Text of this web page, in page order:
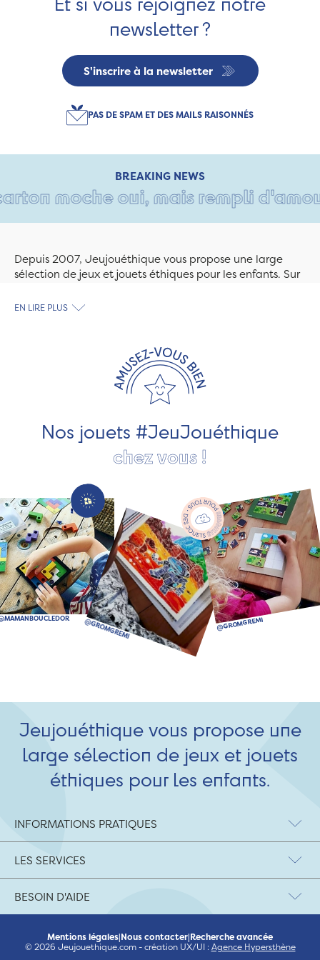
newsletter ?
S'inscrire à la newsletter
PAS DE SPAM ET DES MAILS RAISONNÉS
BREAKING NEWS
moche oui, mais rempli d'amour
Depuis 2007, Jeujouéthique vous propose une large
sélection de jeux et jouets éthiques pour les enfants. Sur
découvrez le plus grand choix de jouets en bois
les jeux et jouets en bois de qualité et engagés dans le
développement durable. Ils nous fabriquent des jouets
pour les jeunes enfants, des jeux d'éveil, des jeux de
société, des jouets d'imitation, des jeux de plein air, ... et
EN LIRE PLUS
Nos jouets #JeuJouéthique
chez vous !
Jeujouéthique vous propose une
large sélection de jeux et jouets
éthiques pour les enfants.
INFORMATIONS PRATIQUES
LES SERVICES
BESOIN D'AIDE
Mentions légales|Nous contacter|Recherche avancée
© 2026 Jeujouethique.com - création UX/UI : Agence Hypersthène